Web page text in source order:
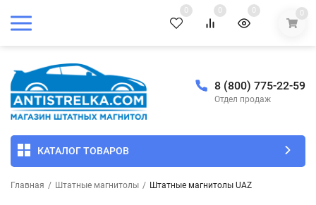
0 0 0 0
8 (800) 775-22-59
Отдел продаж
КАТАЛОГ ТОВАРОВ
Главная / Штатные магнитолы / Штатные магнитолы UAZ